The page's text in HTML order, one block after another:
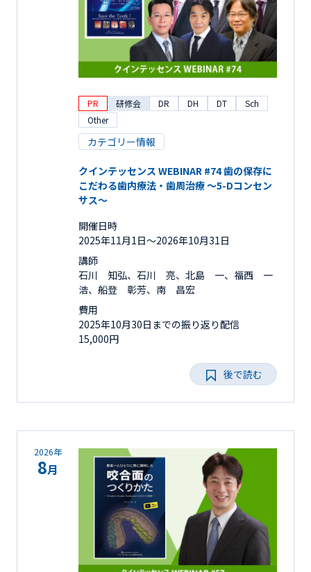
PR 研修会 DR DH DT
Sch
Other
カテゴリー情報
クインテッセンス WEBINAR #74 歯の保存に
こだわる歯内療法・歯周治療 ～5-Dコンセン
サス～
開催日時
2025年11月1日〜2026年10月31日
講師
石川 知弘、石川 亮、北島 一、福西 一
浩、船登 彰芳、南 昌宏
費用
2025年10月30日までの振り返り配信
15,000円
後で読む
2026年
8月